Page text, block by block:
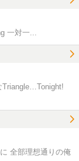
一対一...
Triangle…Tonight!
全部理想通りの俺